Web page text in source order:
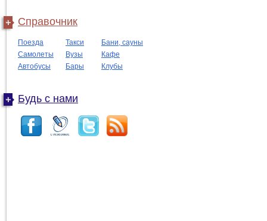
Справочник
Поезда Такси
Бани, сауны
Самолеты
Вузы
Кафе
Автобусы
Бары Клубы
Будь с нами